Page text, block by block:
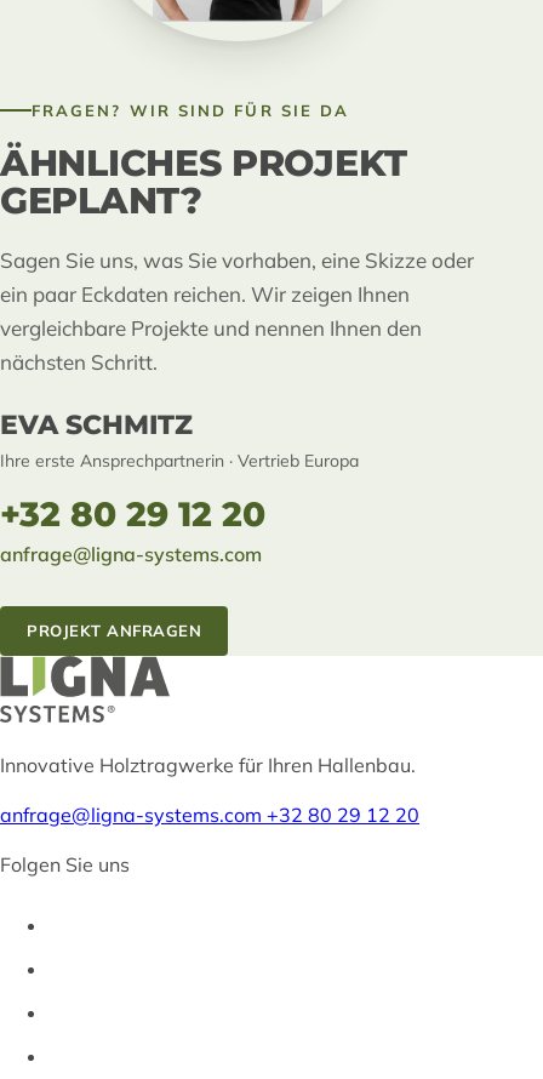
FRAGEN? WIR SIND FÜR SIE DA
ÄHNLICHES PROJEKT
GEPLANT?
Sagen Sie uns, was Sie vorhaben, eine Skizze oder
ein paar Eckdaten reichen. Wir zeigen Ihnen
vergleichbare Projekte und nennen Ihnen den
nächsten Schritt.
EVA SCHMITZ
Ihre erste Ansprechpartnerin · Vertrieb Europa
+32 80 29 12 20
anfrage@ligna-systems.com
PROJEKT ANFRAGEN
Innovative Holztragwerke für Ihren Hallenbau.
anfrage@ligna-systems.com +32 80 29 12 20
Folgen Sie uns